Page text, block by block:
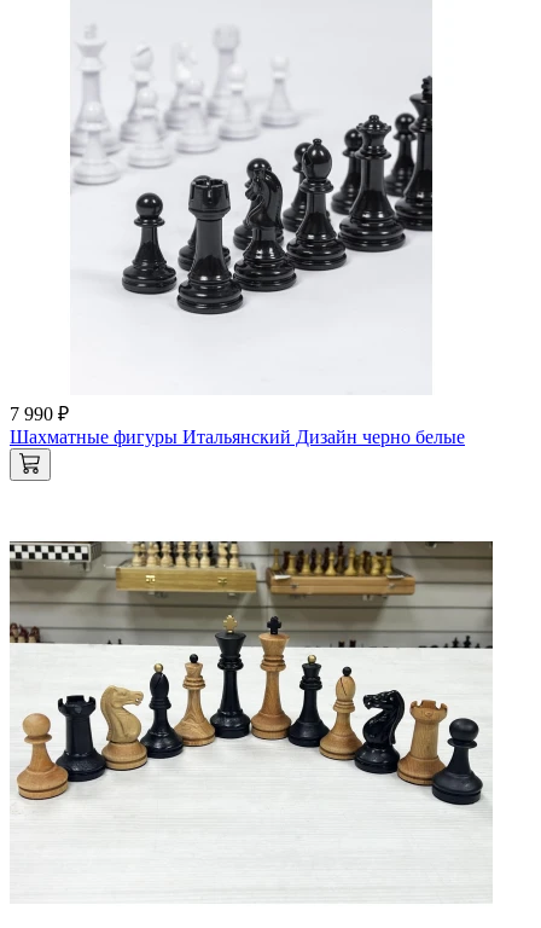
7 990 ₽
Шахматные фигуры Итальянский Дизайн черно белые